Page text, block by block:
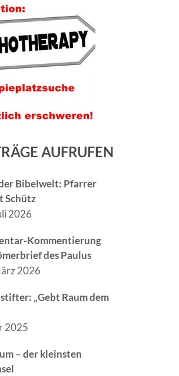
AUFRUFEN
Bibelwelt: Pfarrer
Schütz
2026
Kommentierung
des Paulus
2026
„Gebt Raum dem
2025
– der kleinsten